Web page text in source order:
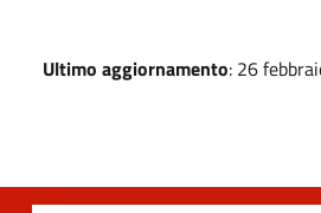
Ultimo aggiornamento: 26